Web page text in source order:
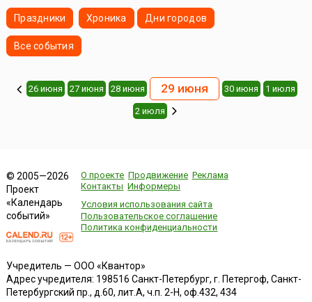
Праздники Хроника Дни городов
Все события
26 июня 27 июня 28 июня 29 июня 30 июня 1 июля
2 июля
© 2005—2026
Проект
«Календарь
событий»
О проекте Продвижение Реклама
Контакты Информеры
Условия использования сайта
Пользовательское соглашение
Политика конфиденциальности
Учредитель — ООО «Квантор»
Адрес учредителя: 198516 Санкт-Петербург, г. Петергоф, Санкт-
Петербургский пр., д.60, лит.А, ч.п. 2-Н, оф.432, 434